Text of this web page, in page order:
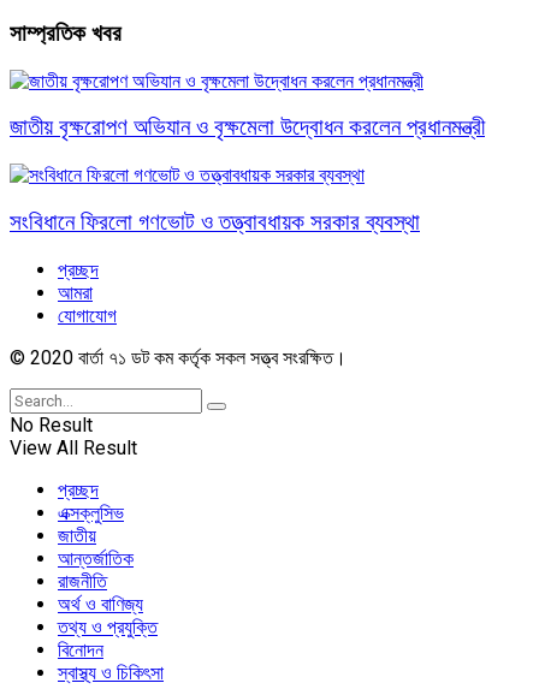
সাম্প্রতিক খবর
জাতীয় বৃক্ষরোপণ অভিযান ও বৃক্ষমেলা উদ্বোধন করলেন প্রধানমন্ত্রী
সংবিধানে ফিরলো গণভোট ও তত্ত্বাবধায়ক সরকার ব্যবস্থা
প্রচ্ছদ
আমরা
যোগাযোগ
© 2020 বার্তা ৭১ ডট কম কর্তৃক সকল সত্ত্ব সংরক্ষিত।
No Result
View All Result
প্রচ্ছদ
এক্সক্লুসিভ
জাতীয়
আন্তর্জাতিক
রাজনীতি
অর্থ ও বাণিজ্য
তথ্য ও প্রযুক্তি
বিনোদন
স্বাস্থ্য ও চিকিৎসা